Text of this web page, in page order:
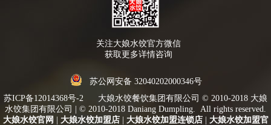
关注大娘水饺官方微信
获取更多详情咨询
苏公网安备 32040202000346号
苏ICP备12014368号-2 大娘水饺餐饮集团有限公司 © 2010-2018 大娘
水饺集团有限公司 | © 2010-2018 Daniang Dumpling. All rights reserved.
大娘水饺官网
大娘水饺加盟店| 大娘水饺加盟连锁店| 大娘水饺加盟官